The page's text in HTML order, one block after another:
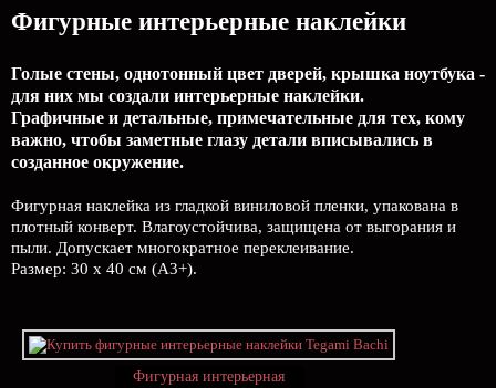
Фигурные интерьерные наклейки
Голые стены, однотонный цвет дверей, крышка ноутбука -
для них мы создали интерьерные наклейки.
Графичные и детальные, примечательные для тех, кому
важно, чтобы заметные глазу детали вписывались в
созданное окружение.
Фигурная наклейка из гладкой виниловой пленки, упакована в
плотный конверт. Влагоустойчива, защищена от выгорания и
пыли. Допускает многократное переклеивание.
Размер: 30 х 40 см (А3+).
Фигурная интерьерная